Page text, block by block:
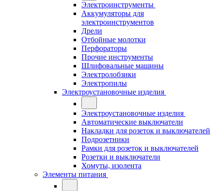
Электроинструменты
Аккумуляторы для
электроинструментов
Дрели
Отбойные молотки
Перфораторы
Прочие инструменты
Шлифовальные машины
Электролобзики
Электропилы
Электроустановочные изделия
Электроустановочные изделия
Автоматические выключатели
Накладки для розеток и выключателей
Подрозетники
Рамки для розеток и выключателей
Розетки и выключатели
Хомуты, изолента
Элементы питания